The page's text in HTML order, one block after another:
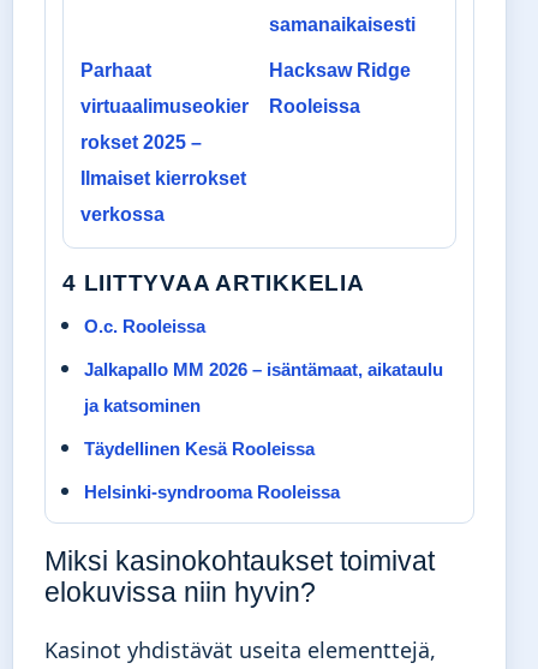
samanaikaisesti
Parhaat
virtuaalimuseokier
rokset 2025 –
Ilmaiset kierrokset
verkossa
Hacksaw Ridge
Rooleissa
4 LIITTYVAA ARTIKKELIA
O.c. Rooleissa
Jalkapallo MM 2026 – isäntämaat, aikataulu
ja katsominen
Täydellinen Kesä Rooleissa
Helsinki-syndrooma Rooleissa
Miksi kasinokohtaukset toimivat
elokuvissa niin hyvin?
Kasinot yhdistävät useita elementtejä,